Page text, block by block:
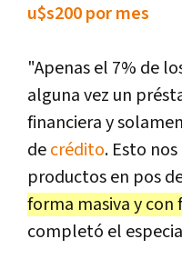
u$s200 por mes
"Apenas el 7% de
alguna vez un
financiera y
decrédito. Esto
productos en pos
forma masiva y
completó el